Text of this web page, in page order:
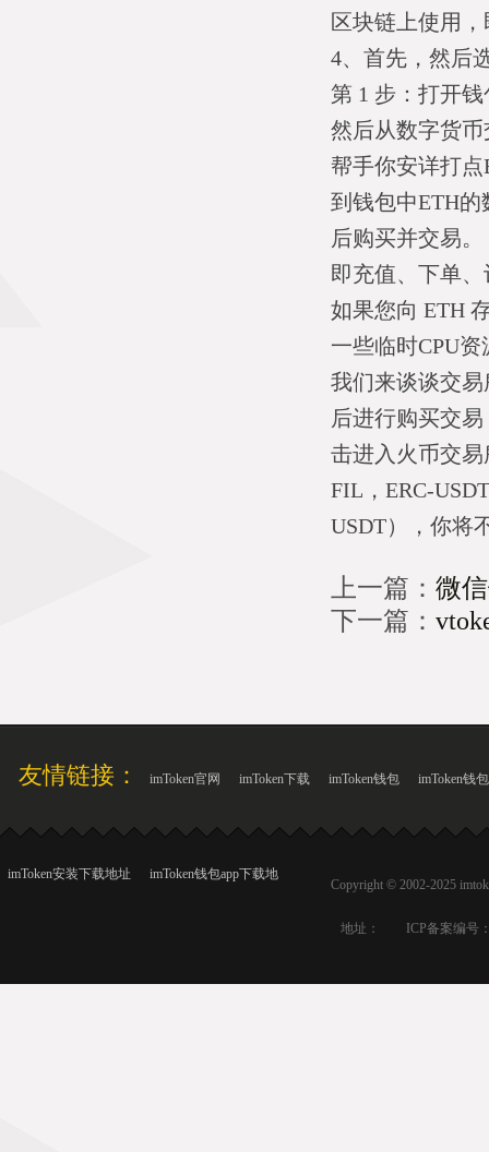
区块链上使用
4、首先，然后
第 1 步：打开
然后从数字货
帮手你安详打
到钱包中ETH
后购买并交易。
即充值、下单
如果您向 ETH
一些临时CPU
我们来谈谈交
后进行购买交
击进入火币交易
FIL，ERC-
USDT），你将
上一篇： 微
下一篇：
友情链接： imToken官网 imToken下载 imToken钱包 imToken钱
imToken安装下载地址 imToken钱包app下载地
Copyright © 2002-2025
地址： ICP备案编号